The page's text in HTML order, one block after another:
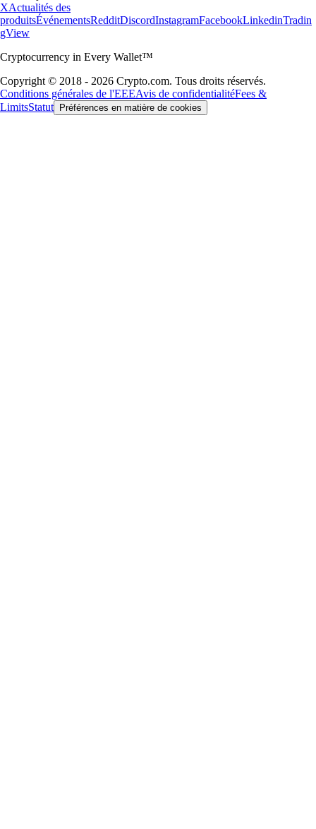
XActualités des
produitsÉvénementsRedditDiscordInstagramFacebookLinkedinTradin
gView
Cryptocurrency in Every Wallet™
Copyright © 2018 - 2026 Crypto.com. Tous droits réservés.
Conditions générales de l'EEEAvis de confidentialitéFees &
LimitsStatut Préférences en matière de cookies